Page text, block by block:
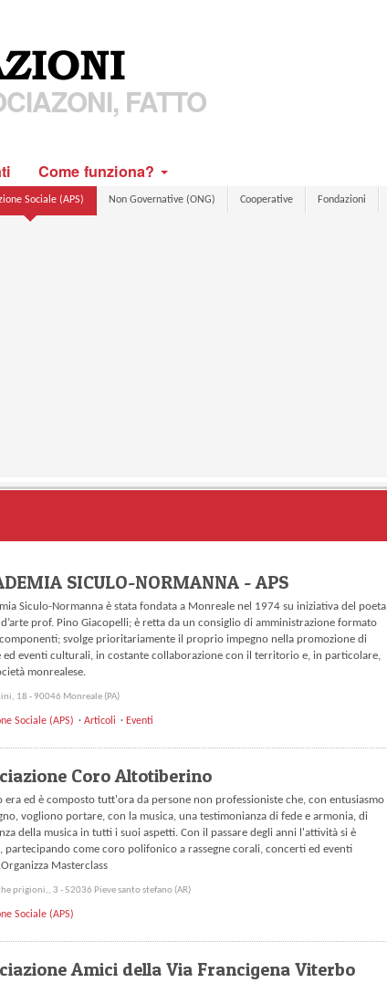
FATTO
Come funziona?
Sociale (APS) Non Governative (ONG) Cooperative Fondazioni
SICULO-NORMANNA - APS
Siculo-Normanna è stata fondata a Monreale nel 1974 su iniziativa del poeta
prof. Pino Giacopelli; è retta da un consiglio di amministrazione formato
svolge prioritariamente il proprio impegno nella promozione di
ed eventi culturali, in costante collaborazione con il territorio e, in particolare,
monrealese.
18 - 90046 Monreale (PA)
Sociale (APS) Articoli Eventi
Coro Altotiberino
era ed è composto tutt'ora da persone non professioniste che, con entusiasmo
vogliono portare, con la musica, una testimonianza di fede e armonia, di
della musica in tutti i suoi aspetti. Con il passare degli anni l'attività si è
partecipando come coro polifonico a rassegne corali, concerti ed eventi
Masterclass
prigioni,, 3 - 52036 Pieve santo stefano (AR)
Sociale (APS)
Amici della Via Francigena Viterbo